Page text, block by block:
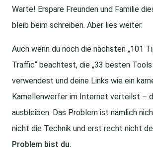
Warte! Erspare Freunden und Familie
bleib beim schreiben. Aber lies weiter.
Auch wenn du noch die nächsten „101
Traffic“ beachtest, die „33 besten
verwendest und deine Links wie ein
Kamellenwerfer im Internet verteilst –
ausbleiben. Das Problem ist nämlich
nicht die Technik und erst recht nicht
Problem bist du.